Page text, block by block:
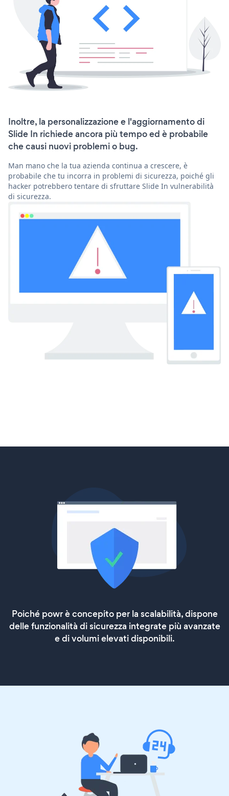
Inoltre, la personalizzazione e l'aggiornamento di
Slide In richiede ancora più tempo ed è probabile
che causi nuovi problemi o bug.
Man mano che la tua azienda continua a crescere, è
probabile che tu incorra in problemi di sicurezza, poiché gli
hacker potrebbero tentare di sfruttare Slide In vulnerabilità
di sicurezza.
Poiché powr è concepito per la scalabilità, dispone
delle funzionalità di sicurezza integrate più avanzate
e di volumi elevati disponibili.